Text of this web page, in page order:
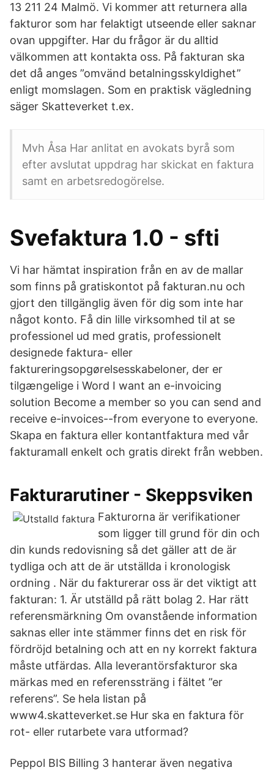
13 211 24 Malmö. Vi kommer att returnera alla
fakturor som har felaktigt utseende eller saknar
ovan uppgifter. Har du frågor är du alltid
välkommen att kontakta oss. På fakturan ska
det då anges ”omvänd betalningsskyldighet”
enligt momslagen. Som en praktisk vägledning
säger Skatteverket t.ex.
Mvh Åsa Har anlitat en avokats byrå som
efter avslutat uppdrag har skickat en faktura
samt en arbetsredogörelse.
Svefaktura 1.0 - sfti
Vi har hämtat inspiration från en av de mallar
som finns på gratiskontot på fakturan.nu och
gjort den tillgänglig även för dig som inte har
något konto. Få din lille virksomhed til at se
professionel ud med gratis, professionelt
designede faktura- eller
faktureringsopgørelsesskabeloner, der er
tilgængelige i Word I want an e-invoicing
solution Become a member so you can send and
receive e-invoices--from everyone to everyone.
Skapa en faktura eller kontantfaktura med vår
fakturamall enkelt och gratis direkt från webben.
Fakturarutiner - Skeppsviken
Fakturorna är verifikationer
som ligger till grund för din och
din kunds redovisning så det gäller att de är
tydliga och att de är utställda i kronologisk
ordning . När du fakturerar oss är det viktigt att
fakturan: 1. Är utställd på rätt bolag 2. Har rätt
referensmärkning Om ovanstående information
saknas eller inte stämmer finns det en risk för
fördröjd betalning och att en ny korrekt faktura
måste utfärdas. Alla leverantörsfakturor ska
märkas med en referenssträng i fältet ”er
referens”. Se hela listan på
www4.skatteverket.se Hur ska en faktura för
rot- eller rutarbete vara utformad?
Peppol BIS Billing 3 hanterar även negativa